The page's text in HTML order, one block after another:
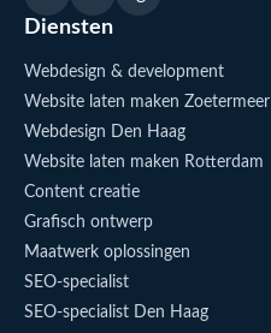
Diensten
Webdesign & development
Website laten maken Zoetermeer
Webdesign Den Haag
Website laten maken Rotterdam
Content creatie
Grafisch ontwerp
Maatwerk oplossingen
SEO-specialist
SEO-specialist Den Haag